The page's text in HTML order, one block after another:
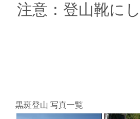
注意：登山靴に
黒斑登山 写真一覧